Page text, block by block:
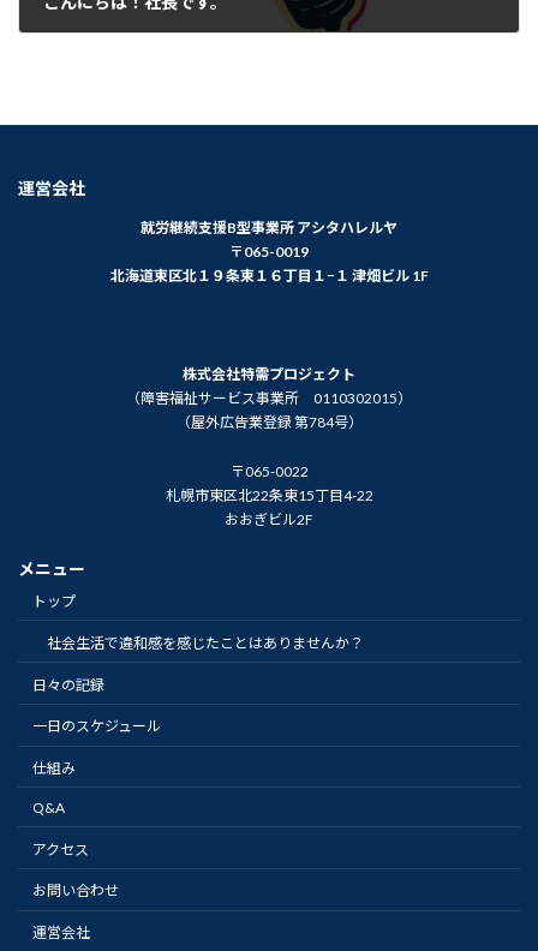
運営会社
就労継続支援B型事業所 アシタハレルヤ
〒065-0019
北海道東区北１９条東１６丁目１−１ 津畑ビル 1F
株式会社特需プロジェクト
（障害福祉サービス事業所 0110302015）
（屋外広告業登録 第784号）
〒065-0022
札幌市東区北22条東15丁目4-22
おおぎビル2F
メニュー
トップ
社会生活で違和感を感じたことはありませんか？
日々の記録
一日のスケジュール
仕組み
Q&A
アクセス
お問い合わせ
運営会社